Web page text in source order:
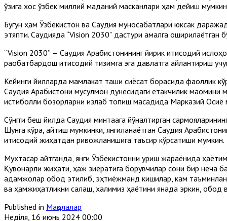
ўзига хос ўзбек миллий маданий масканлари ҳам дейиш
Бугун ҳам Ўзбекистон ва Саудия муносабатлари юксак
этяпти. Саудияда “Vision 2030” дастури амалга оширилаётган
“Vision 2030” — Саудия Арабистонининг йирик иқтисодий
рақобатбардош иқтисодий тизимга эга давлатга айлантириш
Кейинги йилларда мамлакат ташқи сиёсат борасида фаоллик
Саудия Арабистони мусулмон дунёсидаги етакчилик
истиқболли бозорларни излаб топиш мақсадида Марказий Осиё
Сўнгги беш йилда Саудия минтақага йўналтирган
Шунга кўра, айтиш мумкинки, янгиланаётган Саудия
иқтисодий жиҳатдан ривожланишига таъсир кўрсатиши мумкин.
Мухтасар айтганда, янги Ўзбекистонни қуриш жараёнида
Қувонарли жиҳати, ҳаж зиёратига борувчилар сони бир неча
қадамжолар обод этилиб, эҳтиёжманд кишилар, кам
ва ҳамжиҳатликни сақлаш, халқимиз ҳаётини янада эркин,
Published in Мақолалар
Неділя, 16 июнь 2024 00:00